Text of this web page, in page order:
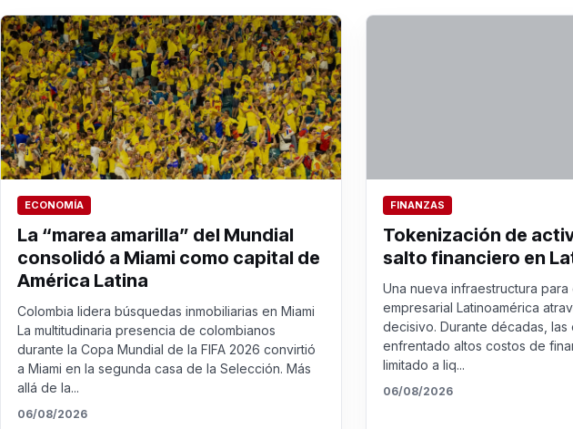
ECONOMÍA
La “marea amarilla” del Mundial
consolidó a Miami como capital de
América Latina
Colombia lidera búsquedas inmobiliarias en Miami
La multitudinaria presencia de colombianos
durante la Copa Mundial de la FIFA 2026 convirtió
a Miami en la segunda casa de la Selección. Más
allá de la...
06/08/2026
FINANZAS
Tokenización de
salto financiero en
Una nueva infraestructura
empresarial Latinoamérica
decisivo. Durante décadas, las
enfrentado altos costos de
limitado a liq...
06/08/2026